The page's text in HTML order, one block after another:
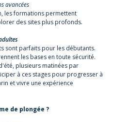
avancées
les formations permettent
des sites plus profonds.
sont parfaits pour les débutants.
les bases en toute sécurité.
plusieurs matinées par
à ces stages pour progresser à
et vivre une expérience
de plongée ?